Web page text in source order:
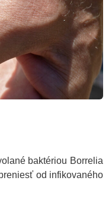
baktériou Borrelia
od infikovaného